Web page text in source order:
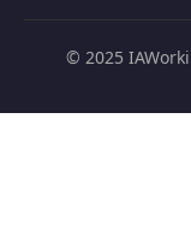
© 2025